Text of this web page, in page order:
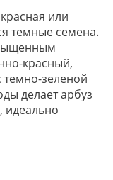
или
темные семена.
красный,
темно-зеленой
делает арбуз
идеально